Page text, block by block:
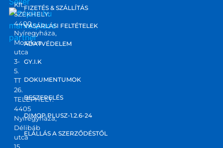
marketplace
partner
Kft.
SZÉKHELY:
4400
Nyíregyháza,
Moszkva
utca
3-
5.
TT
26.
TELEPHELY:
4405
Nyíregyháza,
Délibáb
utca
FIZETÉS & SZÁLLÍTÁS
VÁSÁRLÁSI FELTÉTELEK
ADATVÉDELEM
GY.I.K
DOKUMENTUMOK
BESZERELÉS
DIMOP PLUSZ-1.2.6-24
ELÁLLÁS A SZERZŐDÉSTŐL